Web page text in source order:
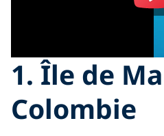
1. Île de
Colombie